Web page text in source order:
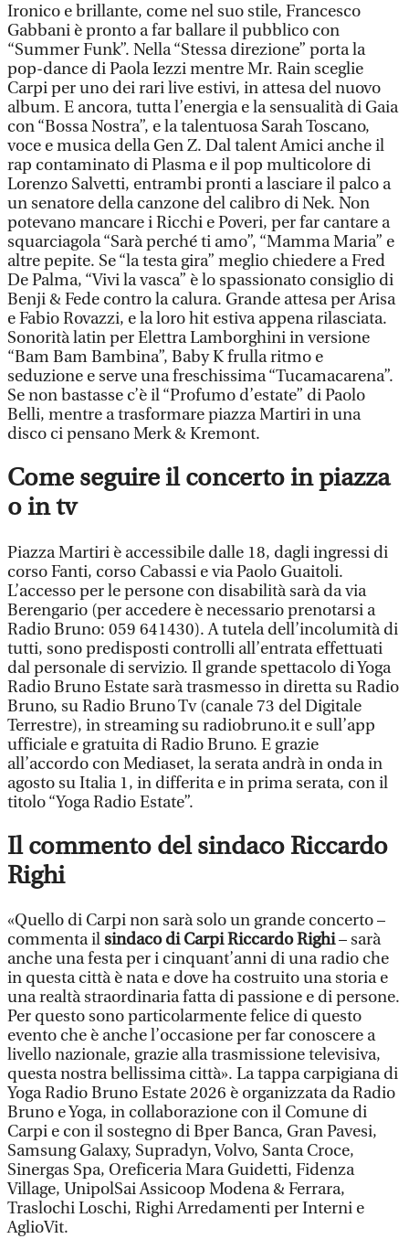
Ironico e brillante, come nel suo stile, Francesco
Gabbani è pronto a far ballare il pubblico con
“Summer Funk”. Nella “Stessa direzione” porta la
pop-dance di Paola Iezzi mentre Mr. Rain sceglie
Carpi per uno dei rari live estivi, in attesa del nuovo
album. E ancora, tutta l’energia e la sensualità di Gaia
con “Bossa Nostra”, e la talentuosa Sarah Toscano,
voce e musica della Gen Z. Dal talent Amici anche il
rap contaminato di Plasma e il pop multicolore di
Lorenzo Salvetti, entrambi pronti a lasciare il palco a
un senatore della canzone del calibro di Nek. Non
potevano mancare i Ricchi e Poveri, per far cantare a
squarciagola “Sarà perché ti amo”, “Mamma Maria” e
altre pepite. Se “la testa gira” meglio chiedere a Fred
De Palma, “Vivi la vasca” è lo spassionato consiglio di
Benji & Fede contro la calura. Grande attesa per Arisa
e Fabio Rovazzi, e la loro hit estiva appena rilasciata.
Sonorità latin per Elettra Lamborghini in versione
“Bam Bam Bambina”, Baby K frulla ritmo e
seduzione e serve una freschissima “Tucamacarena”.
Se non bastasse c’è il “Profumo d’estate” di Paolo
Belli, mentre a trasformare piazza Martiri in una
disco ci pensano Merk & Kremont.
Come seguire il concerto in piazza
o in tv
Piazza Martiri è accessibile dalle 18, dagli ingressi di
corso Fanti, corso Cabassi e via Paolo Guaitoli.
L’accesso per le persone con disabilità sarà da via
Berengario (per accedere è necessario prenotarsi a
Radio Bruno: 059 641430). A tutela dell’incolumità di
tutti, sono predisposti controlli all’entrata effettuati
dal personale di servizio. Il grande spettacolo di Yoga
Radio Bruno Estate sarà trasmesso in diretta su Radio
Bruno, su Radio Bruno Tv (canale 73 del Digitale
Terrestre), in streaming su radiobruno.it e sull’app
ufficiale e gratuita di Radio Bruno. E grazie
all’accordo con Mediaset, la serata andrà in onda in
agosto su Italia 1, in differita e in prima serata, con il
titolo “Yoga Radio Estate”.
Il commento del sindaco Riccardo
Righi
«Quello di Carpi non sarà solo un grande concerto –
commenta ilsindaco di Carpi Riccardo Righi– sarà
anche una festa per i cinquant’anni di una radio che
in questa città è nata e dove ha costruito una storia e
una realtà straordinaria fatta di passione e di persone.
Per questo sono particolarmente felice di questo
evento che è anche l’occasione per far conoscere a
livello nazionale, grazie alla trasmissione televisiva,
questa nostra bellissima città». La tappa carpigiana di
Yoga Radio Bruno Estate 2026 è organizzata da Radio
Bruno e Yoga, in collaborazione con il Comune di
Carpi e con il sostegno di Bper Banca, Gran Pavesi,
Samsung Galaxy, Supradyn, Volvo, Santa Croce,
Sinergas Spa, Oreficeria Mara Guidetti, Fidenza
Village, UnipolSai Assicoop Modena & Ferrara,
Traslochi Loschi, Righi Arredamenti per Interni e
AglioVit.